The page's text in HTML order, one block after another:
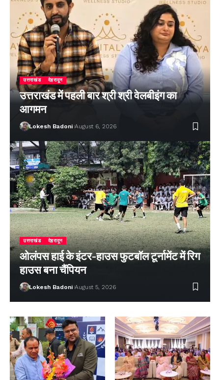
उत्तराखंड देहरादून
उत्तराखंड में पहली बार श्री श्री वेलबीइंग का
आगमन
Lokesh Badoni August 6, 2026
उत्तराखंड देहरादून
ओलंपस हाई के इंटर-हाउस फुटबॉल टूर्नामेंट में रिग
हाउस बना चैंपियन
Lokesh Badoni August 5, 2026